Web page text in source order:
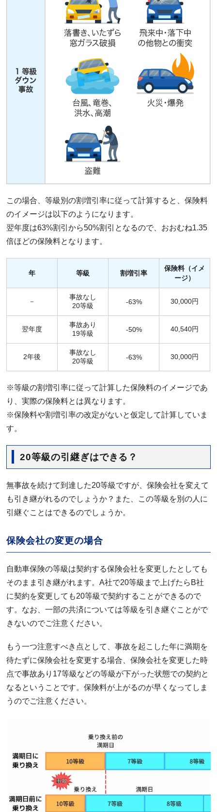
この場合、等級別の割増引率に従って計算すると、保険料
のイメージは以下のようになります。
翌年度は63%割引から50%割引となるので、おおむね1.35
倍ほどの保険料となります。
年 等級 割増引率
保険料（イメ
ージ）
－
事故なし
20等級
-63% 30,000円
翌年度
事故あり
19等級
-50% 40,540円
2年後
事故なし
20等級
-63% 30,000円
※等級の割増引率に従って計算した保険料のイメージであ
り、実際の保険料とは異なります。
※保険料や割増引率の改定がないと仮定して計算していま
す。
20等級の引継ぎはできる？
無事故を続けて到達した20等級ですが、保険会社を変えて
も引き継がれるのでしょうか？また、この等級を別の人に
引継ぐことはできるのでしょうか。
保険会社の変更の場合
自動車保険の等級は契約する保険会社を変更したとしても
そのまま引き継がれます。A社で20等級まで上げたらB社
に契約を変更しても20等級で契約することができるので
す。なお、一部の共済については等級を引き継ぐことがで
きないのでご注意ください。
もう一つ注意すべき点として、事故を起こした年に満期を
待たずに保険会社を変更する場合、保険会社を変更した時
点で事故あり17等級などの等級が下がった状態での契約と
なるということです。保険料が上がるのが早くなってしま
うのでご注意ください。